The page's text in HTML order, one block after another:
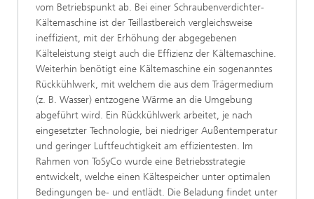
vom Betriebspunkt ab. Bei einer Schraubenverdichter-
Kältemaschine ist der Teillastbereich vergleichsweise
ineffizient, mit der Erhöhung der abgegebenen
Kälteleistung steigt auch die Effizienz der Kältemaschine.
Weiterhin benötigt eine Kältemaschine ein sogenanntes
Rückkühlwerk, mit welchem die aus dem Trägermedium
(z. B. Wasser) entzogene Wärme an die Umgebung
abgeführt wird. Ein Rückkühlwerk arbeitet, je nach
eingesetzter Technologie, bei niedriger Außentemperatur
und geringer Luftfeuchtigkeit am effizientesten. Im
Rahmen von ToSyCo wurde eine Betriebsstrategie
entwickelt, welche einen Kältespeicher unter optimalen
Bedingungen be- und entlädt. Die Beladung findet unter